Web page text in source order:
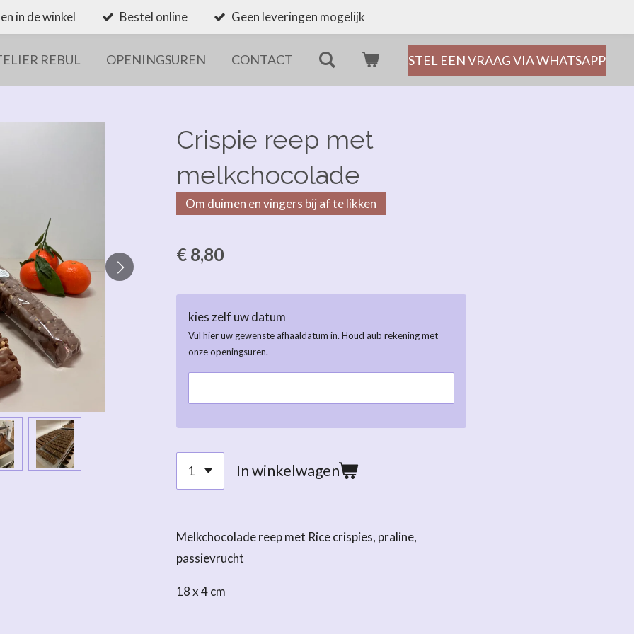
in de winkel Bestel online Geen leveringen mogelijk
REBUL OPENINGSUREN CONTACT STEL EEN VRAAG VIA WHATSAPP
Crispie reep met
melkchocolade
Om duimen en vingers bij af te likken
€ 8,80
kies zelf uw datum
Vul hier uw gewenste afhaaldatum in. Houd aub rekening met
onze openingsuren.
In winkelwagen
Melkchocolade reep met Rice crispies, praline,
passievrucht
18 x 4 cm